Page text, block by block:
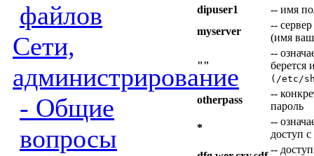
файлов
Сети,
администрирование
- Общие
вопросы
dipuser1
-- имя
myserver
--
(имя
""
--
берется
(/etc/
otherpass
--
пароль
*
--
доступ
--